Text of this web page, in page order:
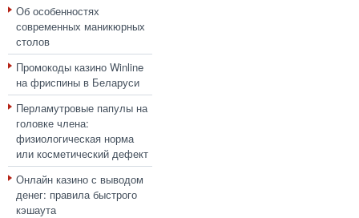
Об особенностях
современных маникюрных
столов
Промокоды казино Winline
на фриспины в Беларуси
Перламутровые папулы на
головке члена:
физиологическая норма
или косметический дефект
Онлайн казино с выводом
денег: правила быстрого
кэшаута